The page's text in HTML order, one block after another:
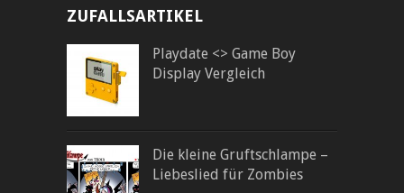
ZUFALLSARTIKEL
Playdate <> Game Boy
Display Vergleich
Die kleine Gruftschlampe –
Liebeslied für Zombies